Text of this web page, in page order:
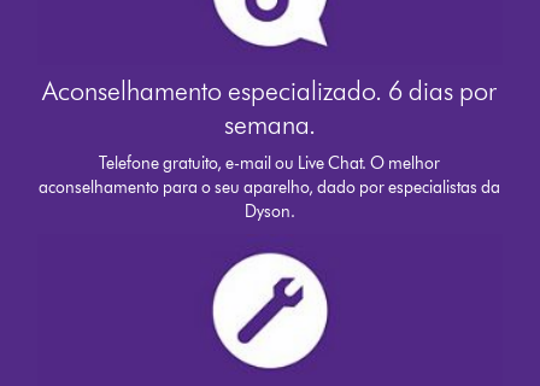
Aconselhamento especializado. 6 dias por
semana.
Telefone gratuito, e-mail ou Live Chat. O melhor
aconselhamento para o seu aparelho, dado por especialistas da
Dyson.